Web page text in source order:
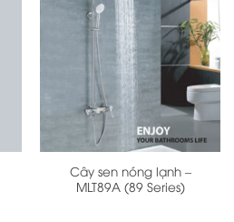
Cây sen nóng lạnh –
MLT89A (89 Series)